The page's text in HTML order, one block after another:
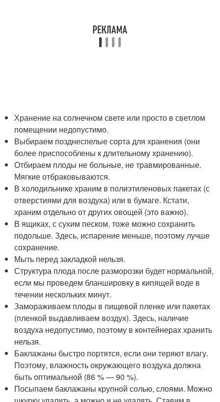
Хранение на солнечном свете или просто в светлом
помещении недопустимо.
Выбираем позднеспелые сорта для хранения (они
более приспособлены к длительному хранению).
Отбираем плоды не больные, не травмированные.
Мягкие отбраковываются.
В холодильнике храним в полиэтиленовых пакетах (с
отверстиями для воздуха) или в бумаге. Кстати,
храним отдельно от других овощей (это важно).
В ящиках, с сухим песком, тоже можно сохранить
подольше. Здесь, испарение меньше, поэтому лучше
сохранение.
Мыть перед закладкой нельзя.
Структура плода после разморозки будет нормальной,
если мы проведем бланшировку в кипящей воде в
течении нескольких минут.
Замораживаем плоды в пищевой пленке или пакетах
(пленкой выдавливаем воздух). Здесь, наличие
воздуха недопустимо, поэтому в контейнерах хранить
нельзя.
Баклажаны быстро портятся, если они теряют влагу.
Поэтому, влажность окружающего воздуха должна
быть оптимальной (86 % — 90 %).
Посыпаем баклажаны крупной солью, слоями. Можно